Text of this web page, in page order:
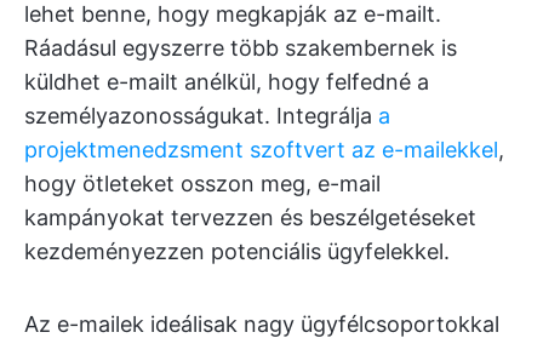
lehet benne, hogy megkapják az e-mailt.
Ráadásul egyszerre több szakembernek is
küldhet e-mailt anélkül, hogy felfedné a
személyazonosságukat. Integrálja a
projektmenedzsment szoftvert az e-mailekkel,
hogy ötleteket osszon meg, e-mail
kampányokat tervezzen és beszélgetéseket
kezdeményezzen potenciális ügyfelekkel.
Az e-mailek ideálisak nagy ügyfélcsoportokkal